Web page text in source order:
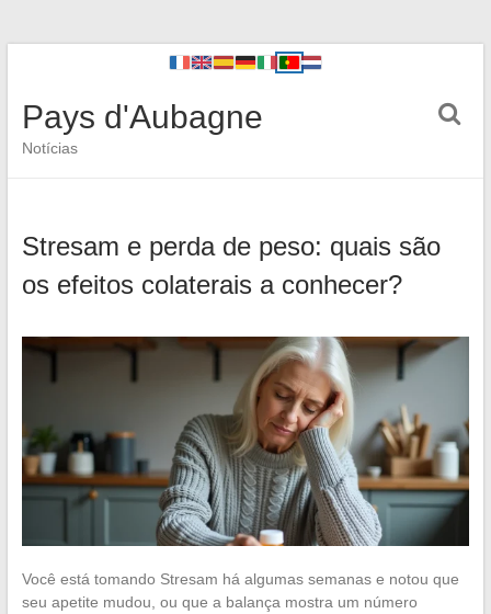
Pays d'Aubagne
Notícias
Stresam e perda de peso: quais são
os efeitos colaterais a conhecer?
Você está tomando Stresam há algumas semanas e notou que
seu apetite mudou, ou que a balança mostra um número